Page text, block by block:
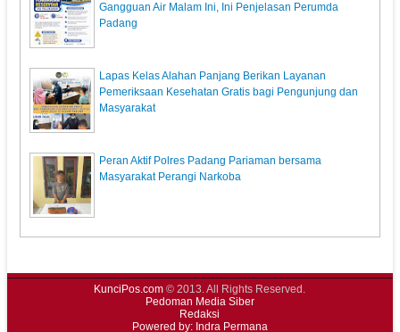
Gangguan Air Malam Ini, Ini Penjelasan Perumda
Padang
Lapas Kelas Alahan Panjang Berikan Layanan
Pemeriksaan Kesehatan Gratis bagi Pengunjung dan
Masyarakat
Peran Aktif Polres Padang Pariaman bersama
Masyarakat Perangi Narkoba
KunciPos.com © 2013. All Rights Reserved.
Pedoman Media Siber
Redaksi
Powered by: Indra Permana